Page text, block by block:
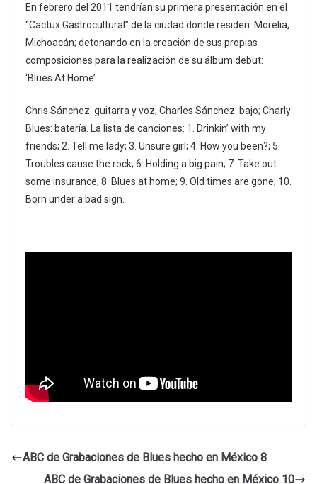
En febrero del 2011 tendrían su primera presentación en el
“Cactux Gastrocultural” de la ciudad donde residen: Morelia,
Michoacán; detonando en la creación de sus propias
composiciones para la realización de su álbum debut:
‘Blues At Home’.
Chris Sánchez: guitarra y voz; Charles Sánchez: bajo; Charly
Blues: batería. La lista de canciones: 1. Drinkin’ with my
friends; 2. Tell me lady; 3. Unsure girl; 4. How you been?; 5.
Troubles cause the rock; 6. Holding a big pain; 7. Take out
some insurance; 8. Blues at home; 9. Old times are gone; 10.
Born under a bad sign.
ABC de Grabaciones de Blues hecho en México 8
ABC de Grabaciones de Blues hecho en México 10